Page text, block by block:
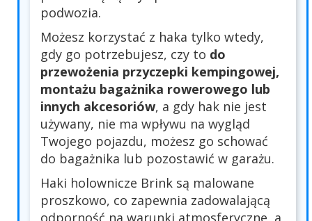
podwozia.
Możesz korzystać z haka tylko wtedy,
gdy go potrzebujesz, czy to do
przewożenia przyczepki kempingowej,
montażu bagażnika rowerowego lub
innych akcesoriów, a gdy hak nie jest
używany, nie ma wpływu na wygląd
Twojego pojazdu, możesz go schować
do bagażnika lub pozostawić w garażu.
Haki holownicze Brink są malowane
proszkowo, co zapewnia zadowalającą